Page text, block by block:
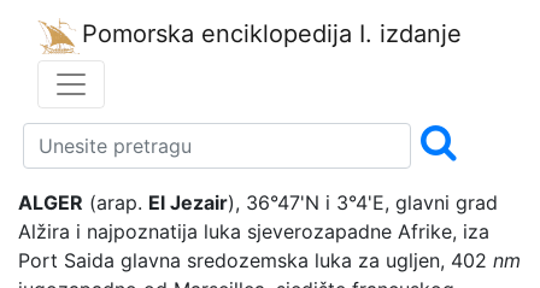
Pomorska enciklopedija I. izdanje
ALGER (arap. El Jezair), 36°47'N i 3°4'E, glavni grad
Alžira i najpoznatija luka sjeverozapadne Afrike, iza
Port Saida glavna sredozemska luka za ugljen, 402 nm